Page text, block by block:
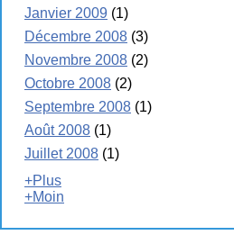
Janvier 2009 (1)
Décembre 2008 (3)
Novembre 2008 (2)
Octobre 2008 (2)
Septembre 2008 (1)
Août 2008 (1)
Juillet 2008 (1)
+Plus
+Moin